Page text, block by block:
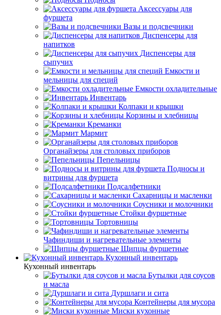
Аксессуары для
фуршета
Вазы и подсвечники
Диспенсеры для
напитков
Диспенсеры для
сыпучих
Емкости и
мельницы для специй
Емкости охладительные
Инвентарь
Колпаки и крышки
Корзины и хлебницы
Креманки
Мармит
Органайзеры для столовых приборов
Пепельницы
Подносы и
витрины для фуршета
Подсалфетники
Сахарницы и масленки
Соусники и молочники
Стойки фуршетные
Тортовницы
Чафиндиши и нагревательные элементы
Щипцы фуршетные
Кухонный инвентарь
Кухонный инвентарь
Бутылки для соусов
и масла
Дуршлаги и сита
Контейнеры для мусора
Миски кухонные